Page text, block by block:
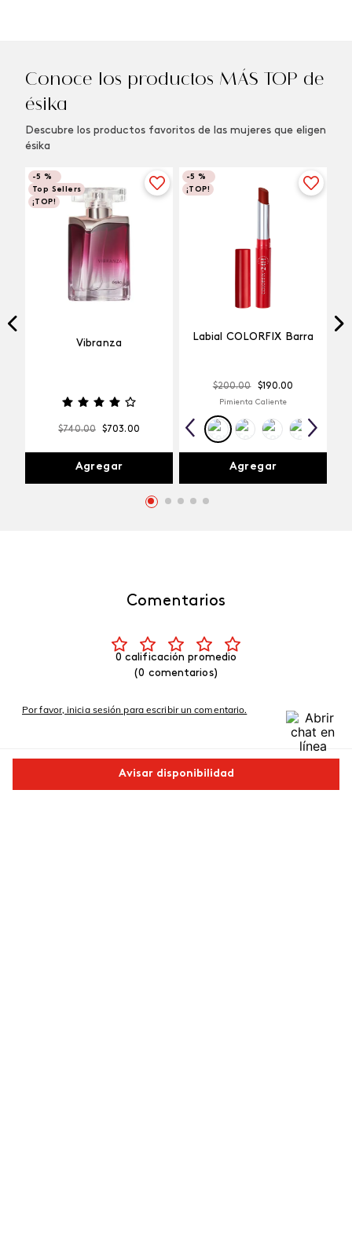
Avisar disponibilidad
Conoce los productos MÁS TOP de
ésika
Descubre los productos favoritos de las mujeres que eligen
ésika
-5 %
Top Sellers
¡TOP!
Vibranza
$740.00 $703.00
Agregar
-5 %
¡TOP!
Labial COLORFIX Barra
$200.00 $190.00
Pimienta Caliente
Agregar
Comentarios
0 calificación promedio
(0 comentarios)
Por favor, inicia sesión para escribir un comentario.
No hay comentarios.